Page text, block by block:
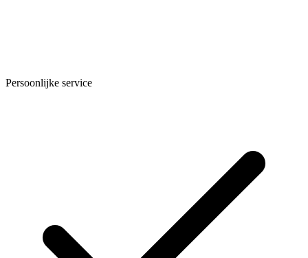
Persoonlijke service